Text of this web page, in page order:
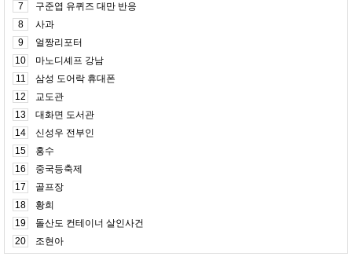
7
구준엽 유퀴즈 대만 반응
8
사과
9
얼짱리포터
10
마노디셰프 강남
11
삼성 도어락 휴대폰
12
교도관
13
대화면 도서관
14
신성우 전부인
15
홍수
16
중국등축제
17
골프장
18
황희
19
돌산도 컨테이너 살인사건
20
조현아